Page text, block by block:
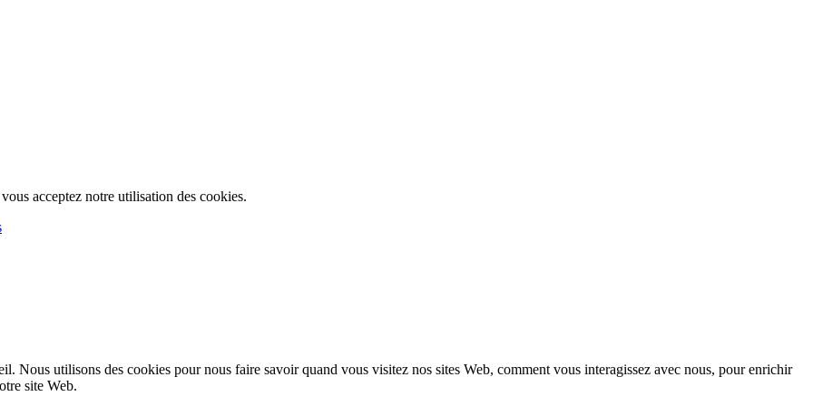
acceptez notre utilisation des cookies.
Nous utilisons des cookies pour nous faire savoir quand vous visitez nos sites Web, comment vous interagissez avec nous, pour enrichir
site Web.